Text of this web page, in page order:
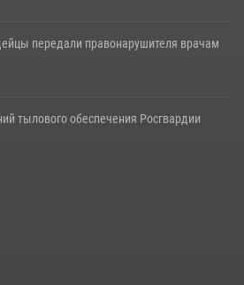
передали правонарушителя врачам
тылового обеспечения Росгвардии